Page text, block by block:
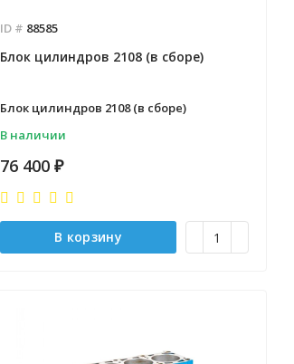
ID # 88585
Блок цилиндров 2108 (в сборе)
Блок цилиндров 2108 (в сборе)
В наличии
76 400₽
В корзину